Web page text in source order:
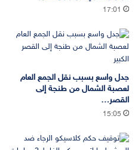
17:01
جدل واسع بسبب نقل الجمع العام
لعصبة الشمال من طنجة إلى
القصر…
15:05